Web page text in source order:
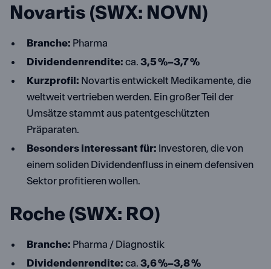
Novartis (SWX: NOVN)
Branche: Pharma
Dividendenrendite: ca. 3,5 %–3,7 %
Kurzprofil: Novartis entwickelt Medikamente, die
weltweit vertrieben werden. Ein großer Teil der
Umsätze stammt aus patentgeschützten
Präparaten.
Besonders interessant für: Investoren, die von
einem soliden Dividendenfluss in einem defensiven
Sektor profitieren wollen.
Roche (SWX: RO)
Branche: Pharma / Diagnostik
Dividendenrendite: ca. 3,6 %–3,8 %